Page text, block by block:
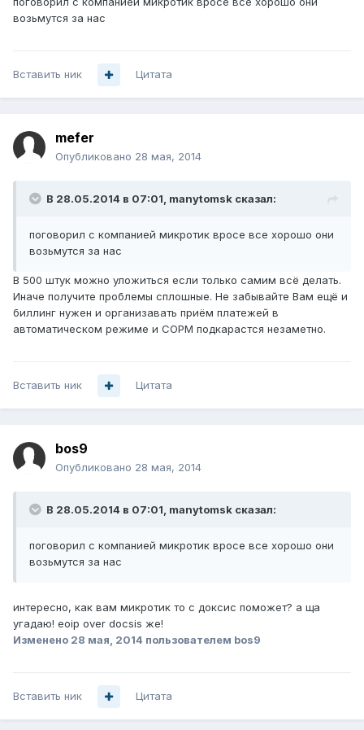
возьмутся за нас
Вставить ник Цитата
mefer
Опубликовано 28 мая, 2014
В 28.05.2014 в 07:01, manytomsk сказал:
поговорил с компанией микротик вросе все хорошо они
возьмутся за нас
В 500 штук можно уложиться если только самим всё делать.
Иначе получите проблемы сплошные. Не забывайте Вам ещё и
биллинг нужен и организавать приём платежей в
автоматическом режиме и СОРМ подкарастся незаметно.
Вставить ник Цитата
bos9
Опубликовано 28 мая, 2014
В 28.05.2014 в 07:01, manytomsk сказал:
поговорил с компанией микротик вросе все хорошо они
возьмутся за нас
интересно, как вам микротик то с доксис поможет? а ща
угадаю! eoip over docsis же!
Изменено 28 мая, 2014 пользователем bos9
Вставить ник Цитата